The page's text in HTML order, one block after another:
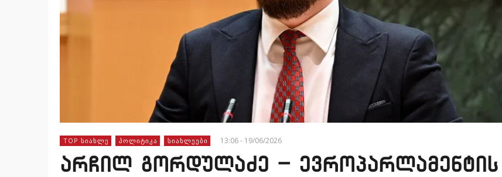
TOP ᲡᲘᲐᲮᲚᲔ ᲞᲝᲚᲘᲢᲘᲙᲐ ᲡᲘᲐᲮᲚᲔᲔᲑᲘ 13:06 - 19/06/2026
არჩილ გორდულაძე – ევროპარლამენტის